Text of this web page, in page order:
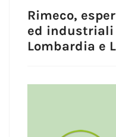
Rimeco,
ed industriali
Lombardia e